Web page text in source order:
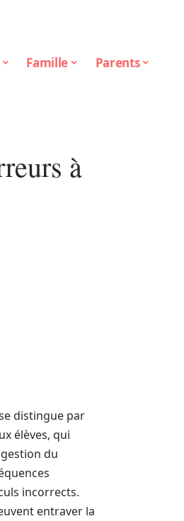
Famille Parents
à
distingue par
élèves, qui
du
incorrects.
entraver la